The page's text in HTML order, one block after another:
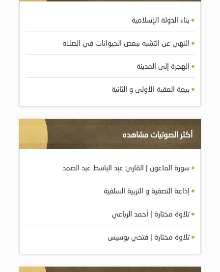
بناء الدولة الإسلامية
النهي عن التشبه ببعض الحيوانات في الصلاة
الهجرة إلى المدينة
بيعة العقبة الأولى و الثانية
أكثر الصوتيات مشاهده
سورة الماعون | القارئ عبد الباسط عبد الصمد
إذاعة التصفية و التربية السلفية
تلاوة مختارة | أحمد الرباعي
تلاوة مختارة | فتحي بوسيس